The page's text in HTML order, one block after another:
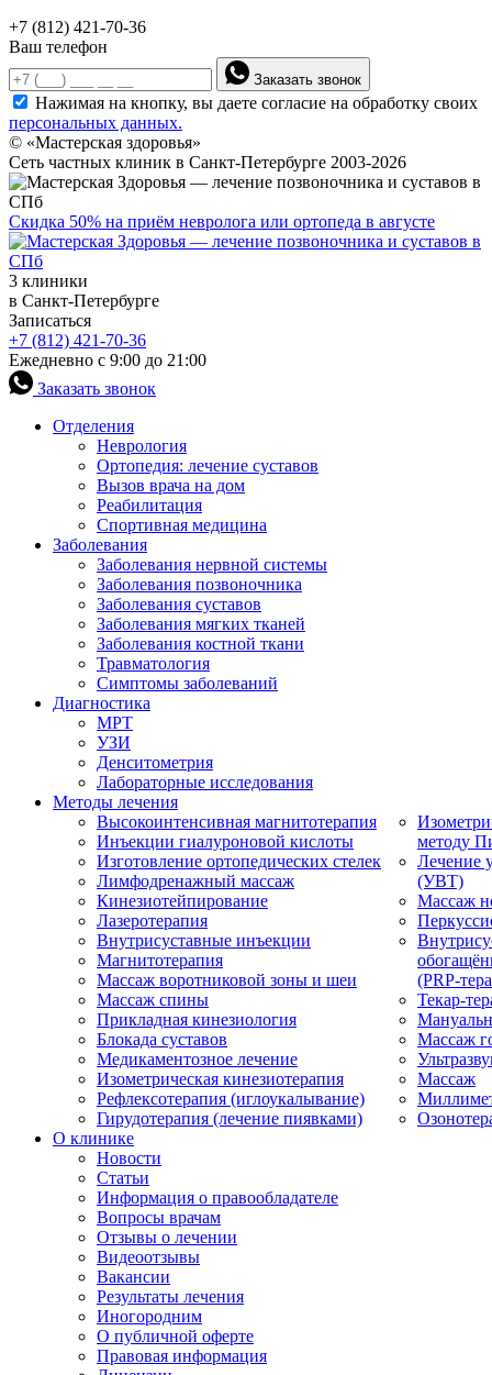
+7 (812) 421-70-36
Ваш телефон
Заказать звонок
Нажимая на кнопку, вы даете согласие на обработку своих
персональных данных.
© «Мастерская здоровья»
Сеть частных клиник в Санкт-Петербурге 2003-2026
Скидка 50% на приём невролога или ортопеда в августе
3 клиники
в Санкт-Петербурге
Записаться
+7 (812) 421-70-36
Ежедневно с 9:00 до 21:00
Заказать звонок
Отделения
Неврология
Ортопедия: лечение суставов
Вызов врача на дом
Реабилитация
Спортивная медицина
Заболевания
Заболевания нервной системы
Заболевания позвоночника
Заболевания суставов
Заболевания мягких тканей
Заболевания костной ткани
Травматология
Симптомы заболеваний
Диагностика
МРТ
УЗИ
Денситометрия
Лабораторные исследования
Методы лечения
Высокоинтенсивная магнитотерапия
Инъекции гиалуроновой кислоты
Изготовление ортопедических стелек
Лимфодренажный массаж
Кинезиотейпирование
Лазеротерапия
Внутрисуставные инъекции
Магнитотерапия
Массаж воротниковой зоны и шеи
Массаж спины
Прикладная кинезиология
Блокада суставов
Медикаментозное лечение
Изометрическая кинезиотерапия
Рефлексотерапия (иглоукалывание)
Гирудотерапия (лечение пиявками)
методу
Лечение
(УВТ)
Массаж
(PRP-
Текар-
Массаж
Массаж
О клинике
Новости
Статьи
Информация о правообладателе
Вопросы врачам
Отзывы о лечении
Видеоотзывы
Вакансии
Результаты лечения
Иногородним
О публичной оферте
Правовая информация